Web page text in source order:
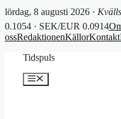
lördag, 8 augusti 2026 ·
0.1054 · SEK/EUR 0.0914
ossRedaktionenKällorKontakt
Tidspuls
Meny